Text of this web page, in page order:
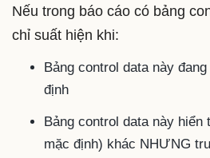
Nếu trong báo cáo có bảng
chỉ suất hiện khi:
Bảng control data này
định
Bảng control data này
mặc định) khác NHƯNG